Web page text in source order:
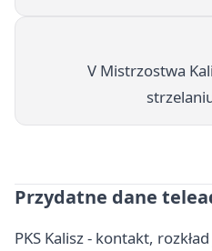
V Mistrzostwa
Przydatne dane
PKS Kalisz - kontakt,